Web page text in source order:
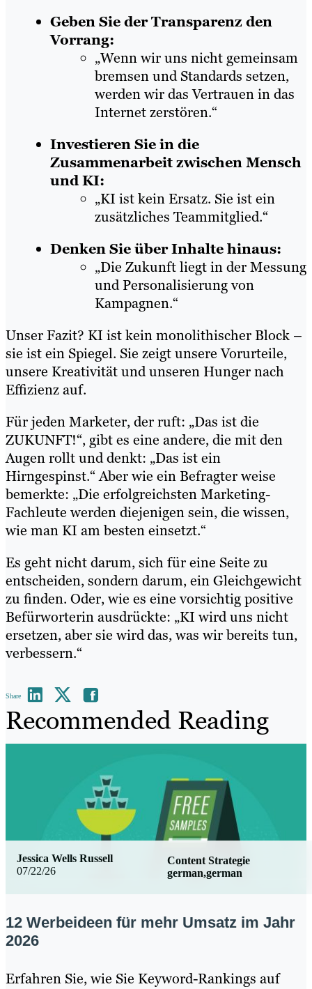
Geben Sie der Transparenz den
Vorrang:
„Wenn wir uns nicht gemeinsam
bremsen und Standards setzen,
werden wir das Vertrauen in das
Internet zerstören.“
Investieren Sie in die
Zusammenarbeit zwischen Mensch
und KI:
„KI ist kein Ersatz. Sie ist ein
zusätzliches Teammitglied.“
Denken Sie über Inhalte hinaus:
„Die Zukunft liegt in der Messung
und Personalisierung von
Kampagnen.“
Unser Fazit? KI ist kein monolithischer Block –
sie ist ein Spiegel. Sie zeigt unsere Vorurteile,
unsere Kreativität und unseren Hunger nach
Effizienz auf.
Für jeden Marketer, der ruft: „Das ist die
ZUKUNFT!“, gibt es eine andere, die mit den
Augen rollt und denkt: „Das ist ein
Hirngespinst.“ Aber wie ein Befragter weise
bemerkte: „Die erfolgreichsten Marketing-
Fachleute werden diejenigen sein, die wissen,
wie man KI am besten einsetzt.“
Es geht nicht darum, sich für eine Seite zu
entscheiden, sondern darum, ein Gleichgewicht
zu finden. Oder, wie es eine vorsichtig positive
Befürworterin ausdrückte: „KI wird uns nicht
ersetzen, aber sie wird das, was wir bereits tun,
verbessern.“
Share
Recommended Reading
07/22/26
Content Strategie
german,german
Jessica Wells Russell
12 Werbeideen für mehr Umsatz im Jahr
2026
Erfahren Sie, wie Sie Keyword-Rankings auf